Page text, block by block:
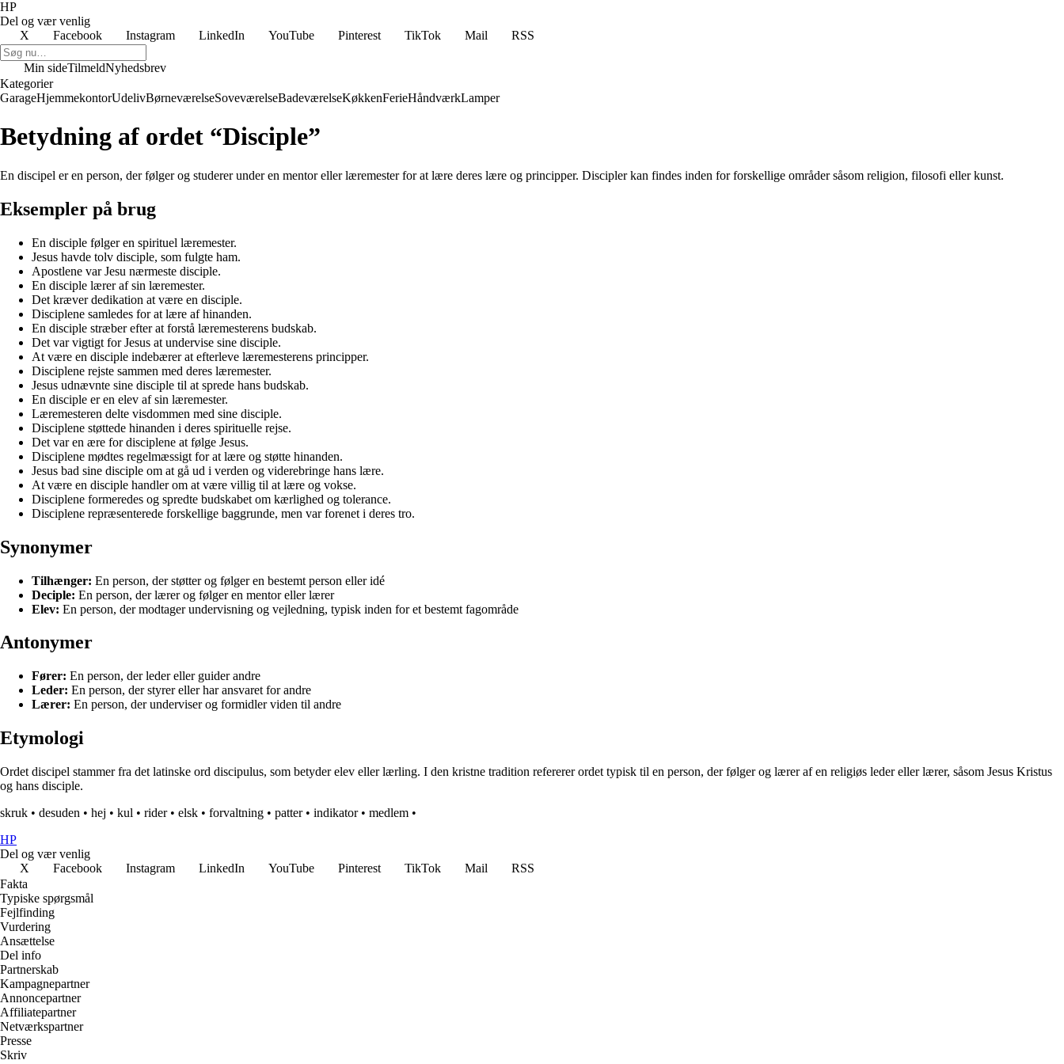
HP
Del og vær venlig
X
Facebook Instagram LinkedIn YouTube Pinterest TikTok Mail RSS
Min sideTilmeldNyhedsbrev
Kategorier
GarageHjemmekontorUdelivBørneværelseSoveværelseBadeværelseKøkkenFerieHåndværkLamper
Betydning af ordet “Disciple”
En discipel er en person, der følger og studerer under en mentor eller læremester for at lære deres lære og principper. Discipler kan findes inden for forskellige områder såsom religion, filosofi eller kunst.
Eksempler på brug
En disciple følger en spirituel læremester.
Jesus havde tolv disciple, som fulgte ham.
Apostlene var Jesu nærmeste disciple.
En disciple lærer af sin læremester.
Det kræver dedikation at være en disciple.
Disciplene samledes for at lære af hinanden.
En disciple stræber efter at forstå læremesterens budskab.
Det var vigtigt for Jesus at undervise sine disciple.
At være en disciple indebærer at efterleve læremesterens principper.
Disciplene rejste sammen med deres læremester.
Jesus udnævnte sine disciple til at sprede hans budskab.
En disciple er en elev af sin læremester.
Læremesteren delte visdommen med sine disciple.
Disciplene støttede hinanden i deres spirituelle rejse.
Det var en ære for disciplene at følge Jesus.
Disciplene mødtes regelmæssigt for at lære og støtte hinanden.
Jesus bad sine disciple om at gå ud i verden og viderebringe hans lære.
At være en disciple handler om at være villig til at lære og vokse.
Disciplene formeredes og spredte budskabet om kærlighed og tolerance.
Disciplene repræsenterede forskellige baggrunde, men var forenet i deres tro.
Synonymer
Tilhænger: En person, der støtter og følger en bestemt person eller idé
Deciple: En person, der lærer og følger en mentor eller lærer
Elev: En person, der modtager undervisning og vejledning, typisk inden for et bestemt fagområde
Antonymer
Fører: En person, der leder eller guider andre
Leder: En person, der styrer eller har ansvaret for andre
Lærer: En person, der underviser og formidler viden til andre
Etymologi
Ordet discipel stammer fra det latinske ord discipulus, som betyder elev eller lærling. I den kristne tradition refererer ordet typisk til en person, der følger og lærer af en religiøs leder eller lærer, såsom Jesus Kristus
og hans disciple.
skruk • desuden • hej • kul • rider• elsk • forvaltning • patter• indikator• medlem •
HP
Del og vær venlig
X
Facebook Instagram LinkedIn YouTube Pinterest TikTok Mail
RSS
Fakta
Typiske spørgsmål
Fejlfinding
Vurdering
Ansættelse
Del info
Partnerskab
Kampagnepartner
Annoncepartner
Affiliatepartner
Netværkspartner
Presse
Skriv